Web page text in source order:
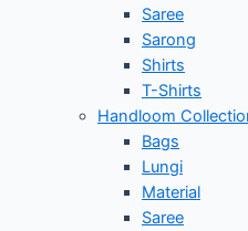
Saree
Sarong
Shirts
T-Shirts
Handloom
Bags
Lungi
Material
Saree